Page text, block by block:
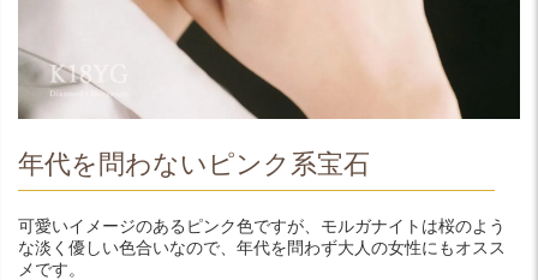
年代を問わないピンク系宝石
可愛いイメージのあるピンク色ですが、モルガナイトは桜のよう
な淡く優しい色合いなので、年代を問わず大人の女性にもオスス
メです。